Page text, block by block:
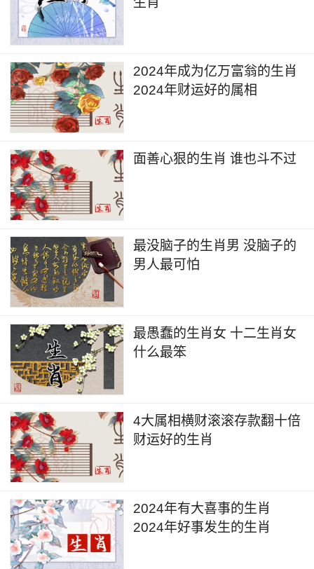
2024年成为亿万富翁的生肖
2024年财运好的属相
面善心狠的生肖 谁也斗不过
最没脑子的生肖男 没脑子的
男人最可怕
最愚蠢的生肖女 十二生肖女
什么最笨
4大属相横财滚滚存款翻十倍
财运好的生肖
2024年有大喜事的生肖
2024年好事发生的生肖